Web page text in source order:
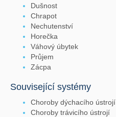
Dušnost
Chrapot
Nechutenství
Horečka
Váhový úbytek
Průjem
Zácpa
Související systémy
Choroby dýchacího ústrojí
Choroby trávicího ústrojí